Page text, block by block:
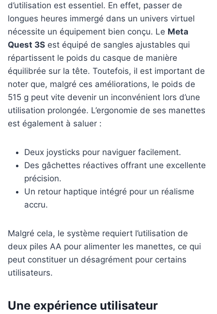
d’utilisation est essentiel. En effet, passer de
longues heures immergé dans un univers virtuel
nécessite un équipement bien conçu. Le Meta
Quest 3S est équipé de sangles ajustables qui
répartissent le poids du casque de manière
équilibrée sur la tête. Toutefois, il est important de
noter que, malgré ces améliorations, le poids de
515 g peut vite devenir un inconvénient lors d’une
utilisation prolongée. L’ergonomie de ses manettes
est également à saluer :
Deux joysticks pour naviguer facilement.
Des gâchettes réactives offrant une excellente
précision.
Un retour haptique intégré pour un réalisme
accru.
Malgré cela, le système requiert l’utilisation de
deux piles AA pour alimenter les manettes, ce qui
peut constituer un désagrément pour certains
utilisateurs.
Une expérience utilisateur